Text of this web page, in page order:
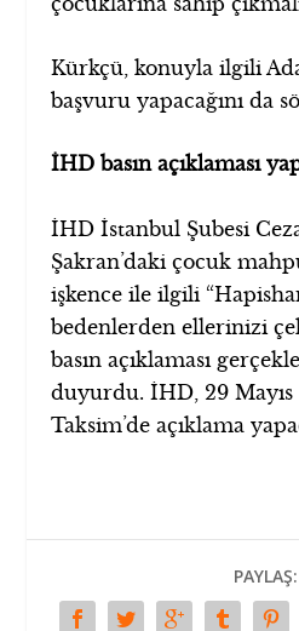
Kürkçü, konuyla ilgili
başvuru yapacağını da
İHD basın açıklaması
İHD İstanbul Şubesi
Şakran’daki çocuk
işkence ile ilgili
bedenlerden ellerinizi
basın açıklaması
duyurdu. İHD, 29 Mayıs
Taksim’de açıklama
PAYLAŞ: